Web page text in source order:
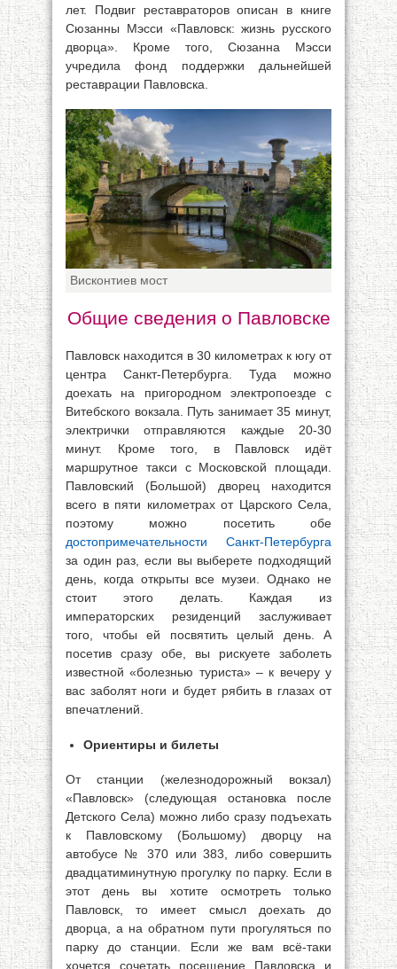
лет. Подвиг реставраторов описан в книге
Сюзанны Мэсси «Павловск: жизнь русского
дворца». Кроме того, Сюзанна Мэсси
учредила фонд поддержки дальнейшей
реставрации Павловска.
Висконтиев мост
Общие сведения о Павловске
Павловск находится в 30 километрах к югу от
центра Санкт-Петербурга. Туда можно
доехать на пригородном электропоезде с
Витебского вокзала. Путь занимает 35 минут,
электрички отправляются каждые 20-30
минут. Кроме того, в Павловск идёт
маршрутное такси с Московской площади.
Павловский (Большой) дворец находится
всего в пяти километрах от Царского Села,
поэтому можно посетить обе
достопримечательности Санкт-Петербурга
за один раз, если вы выберете подходящий
день, когда открыты все музеи. Однако не
стоит этого делать. Каждая из
императорских резиденций заслуживает
того, чтобы ей посвятить целый день. А
посетив сразу обе, вы рискуете заболеть
известной «болезнью туриста» – к вечеру у
вас заболят ноги и будет рябить в глазах от
впечатлений.
Ориентиры и билеты
От станции (железнодорожный вокзал)
«Павловск» (следующая остановка после
Детского Села) можно либо сразу подъехать
к Павловскому (Большому) дворцу на
автобусе № 370 или 383, либо совершить
двадцатиминутную прогулку по парку. Если в
этот день вы хотите осмотреть только
Павловск, то имеет смысл доехать до
дворца, а на обратном пути прогуляться по
парку до станции. Если же вам всё-таки
хочется сочетать посещение Павловска и